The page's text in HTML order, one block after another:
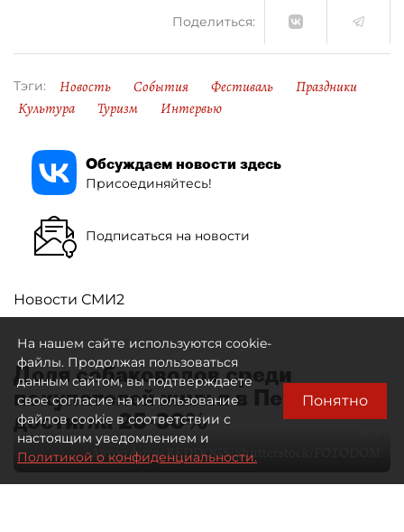
Поделиться:
Тэги: Новость События Фестиваль
Праздники
Культура
Туризм Интервью
Обсуждаем новости здесь
Присоединяйтесь!
Подписаться на новости
Новости СМИ2
Доля собаководов среди
покупателей жилья в Петербурге
достигла 25-30%
Автор фото:REDDOGS/Shutterstock/FOTODOM
На нашем сайте используются cookie-
файлы. Продолжая пользоваться
данным сайтом, вы подтверждаете
свое согласие на использование
файлов cookie в соответствии с
настоящим уведомлением и
Политикой о конфиденциальности.
Понятно